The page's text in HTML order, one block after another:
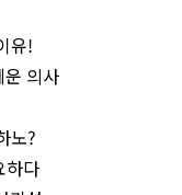
유!
의사
노?
하다